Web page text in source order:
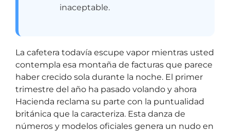
inaceptable.
La cafetera todavía escupe vapor mientras usted
contempla esa montaña de facturas que parece
haber crecido sola durante la noche. El primer
trimestre del año ha pasado volando y ahora
Hacienda reclama su parte con la puntualidad
británica que la caracteriza. Esta danza de
números y modelos oficiales genera un nudo en